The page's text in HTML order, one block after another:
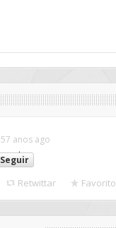
57 anos ago
Seguir
Retwittar Favorito